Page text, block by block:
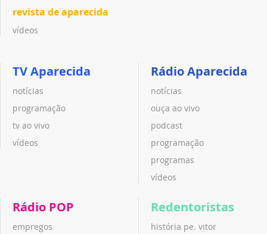
revista de aparecida
vídeos
TV Aparecida
notícias
programação
tv ao vivo
vídeos
Rádio Aparecida
notícias
ouça ao vivo
podcast
programação
programas
vídeos
Rádio POP
empregos
Redentoristas
história pe. vitor